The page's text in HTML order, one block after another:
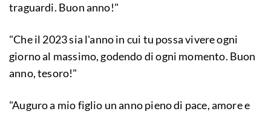
traguardi. Buon anno!"
"Che il 2023 sia l'anno in cui tu possa vivere ogni
giorno al massimo, godendo di ogni momento. Buon
anno, tesoro!"
"Auguro a mio figlio un anno pieno di pace, amore e